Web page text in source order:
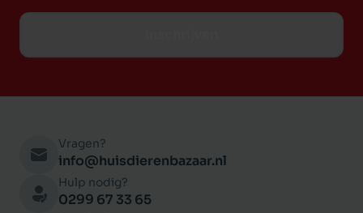
Vragen?
info@huisdierenbazaar.nl
Hulp nodig?
0299 67 33 65